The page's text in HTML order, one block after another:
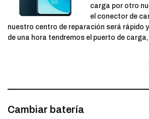
carga por otro
el conector de
nuestro centro de reparación será rápido
de una hora tendremos el puerto de
Cambiar batería